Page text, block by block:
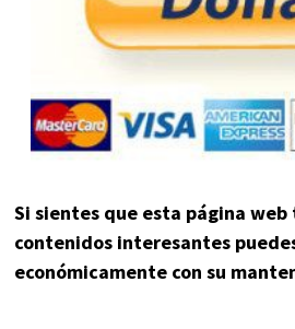
Si sientes que esta página
contenidos interesantes
económicamente con su